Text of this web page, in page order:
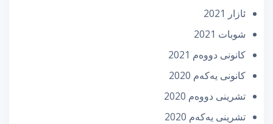
ئازار 2021
شوبات 2021
كانونی دووه‌م 2021
كانونی یه‌كه‌م 2020
تشرینی دووه‌م 2020
تشرینی یه‌كه‌م 2020